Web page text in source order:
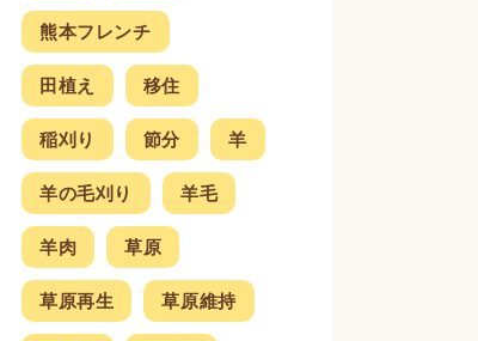
熊本フレンチ
田植え 移住
稲刈り 節分 羊
羊の毛刈り 羊毛
羊肉 草原
草原再生 草原維持